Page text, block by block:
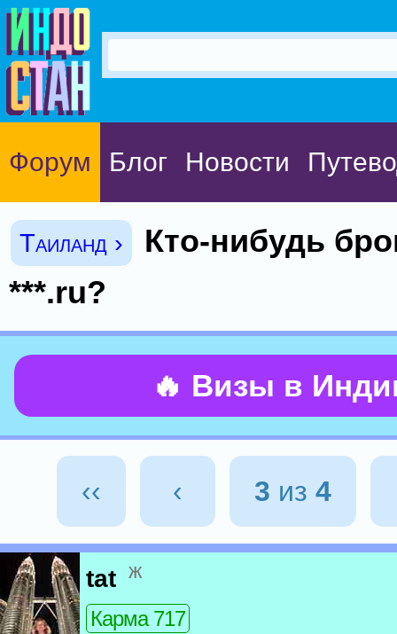
Форум Блог Новости
Таиланд ›
Кто-нибудь
***.ru?
🔥 Визы в
‹‹ ‹ 3 из 4
tat ж
Карма 717